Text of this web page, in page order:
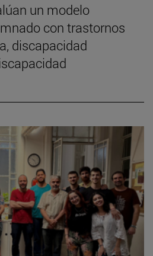
un modelo
con trastornos
discapacidad